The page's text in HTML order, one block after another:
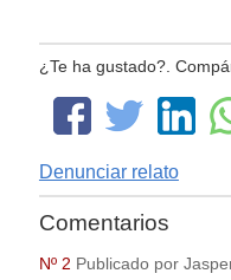
¿Te ha gustado?.
Denunciar relato
Comentarios
Nº 2 Publicado por